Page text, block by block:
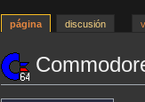
página discusión